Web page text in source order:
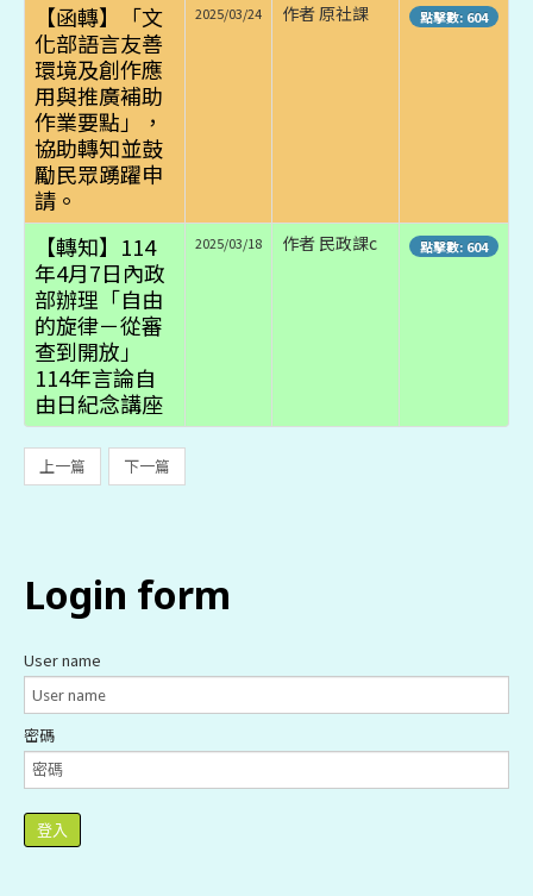
【函轉】「文
化部語言友善
環境及創作應
用與推廣補助
作業要點」，
協助轉知並鼓
勵民眾踴躍申
請。
2025/03/24 作者 原社課 點擊數: 604
【轉知】114
年4月7日內政
部辦理「自由
的旋律－從審
查到開放」
114年言論自
由日紀念講座
2025/03/18 作者 民政課c 點擊數: 604
上一篇 下一篇
login form
User name
密碼
登入